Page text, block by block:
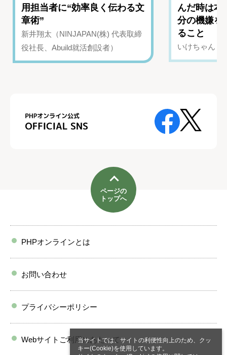
当サイトでは、サイトの利便性向上のため、クッ
キー(Cookie)を使用しています。
用担当者に“効率良く伝わる文
章術”
新井翔太（NINJAPAN(株) 代表取締
役社長、Abuild就活創設者）
んだ時は
分の機嫌を
ること
いけちゃん（
ページの
トップへ
PHPオンラインとは
お問い合わせ
プライバシーポリシー
Webサイトご利用にあたって